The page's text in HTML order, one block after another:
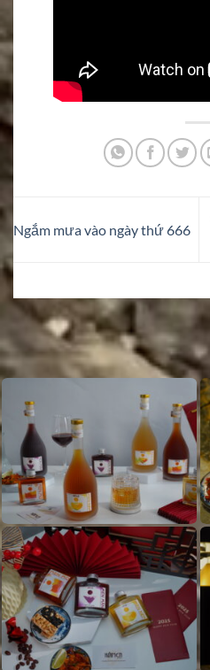
Ngắm mưa vào ngày thứ 666